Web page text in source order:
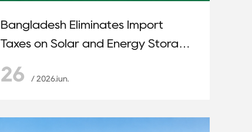
Bangladesh Eliminates Import
Taxes on Solar and Energy Storage
26 / 2026.iun.